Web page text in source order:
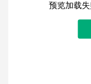
预览加载